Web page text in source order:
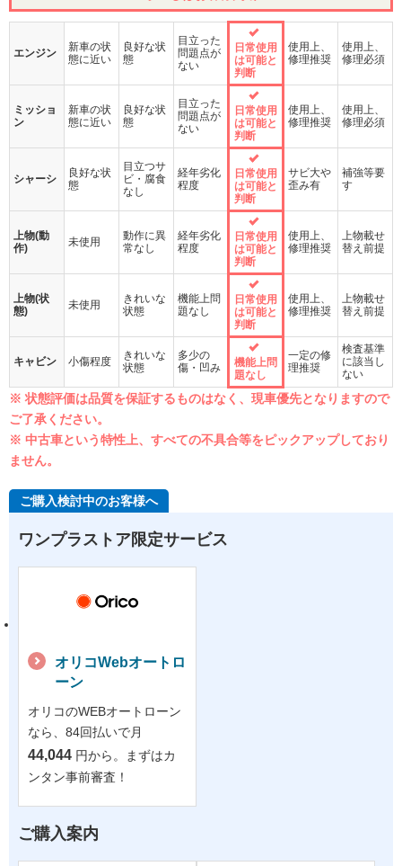
エンジン
新車の状
態に近い
良好な状
態
目立った
問題点が
ない
日常使用
は可能と
判断
使用上、
修理推奨
使用上、
修理必須
ミッショ
ン
新車の状
態に近い
良好な状
態
目立った
問題点が
ない
日常使用
は可能と
判断
使用上、
修理推奨
使用上、
修理必須
シャーシ
良好な状
態
目立つサ
ビ・腐食
なし
経年劣化
程度
日常使用
は可能と
判断
サビ大や
歪み有
補強等要
す
上物(動
作)
未使用
動作に異
常なし
経年劣化
程度
日常使用
は可能と
判断
使用上、
修理推奨
上物載せ
替え前提
上物(状
態)
未使用
きれいな
状態
機能上問
題なし
日常使用
は可能と
判断
使用上、
修理推奨
上物載せ
替え前提
キャビン 小傷程度
きれいな
状態
多少の
傷・凹み
機能上問
題なし
一定の修
理推奨
検査基準
に該当し
ない
※ 状態評価は品質を保証するものはなく、現車優先となりますので
ご了承ください。
※ 中古車という特性上、すべての不具合等をピックアップしており
ません。
ご購入検討中のお客様へ
ワンプラストア限定サービス
オリコWebオートロ
ーン
オリコのWEBオートローン
なら、84回払いで月
44,044 円から。まずはカ
ンタン事前審査！
ご購入案内